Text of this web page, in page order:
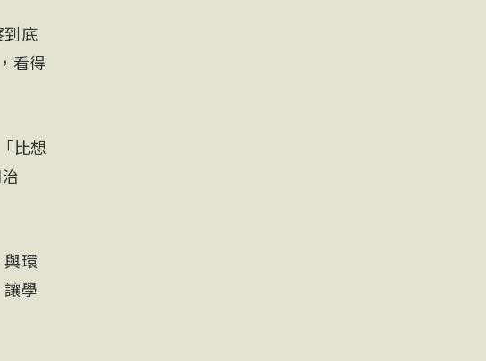
底
看得
比想
環
學